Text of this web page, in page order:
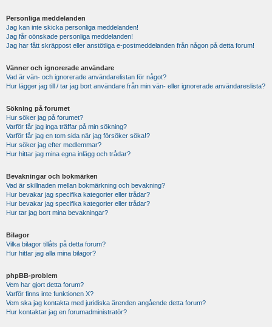
Personliga meddelanden
Jag kan inte skicka personliga meddelanden!
Jag får oönskade personliga meddelanden!
Jag har fått skräppost eller anstötliga e-postmeddelanden från någon på detta forum!
Vänner och ignorerade användare
Vad är vän- och ignorerade användarelistan för något?
Hur lägger jag till / tar jag bort användare från min vän- eller ignorerade användareslista?
Sökning på forumet
Hur söker jag på forumet?
Varför får jag inga träffar på min sökning?
Varför får jag en tom sida när jag försöker söka!?
Hur söker jag efter medlemmar?
Hur hittar jag mina egna inlägg och trådar?
Bevakningar och bokmärken
Vad är skillnaden mellan bokmärkning och bevakning?
Hur bevakar jag specifika kategorier eller trådar?
Hur bevakar jag specifika kategorier eller trådar?
Hur tar jag bort mina bevakningar?
Bilagor
Vilka bilagor tillåts på detta forum?
Hur hittar jag alla mina bilagor?
phpBB-problem
Vem har gjort detta forum?
Varför finns inte funktionen X?
Vem ska jag kontakta med juridiska ärenden angående detta forum?
Hur kontaktar jag en forumadministratör?